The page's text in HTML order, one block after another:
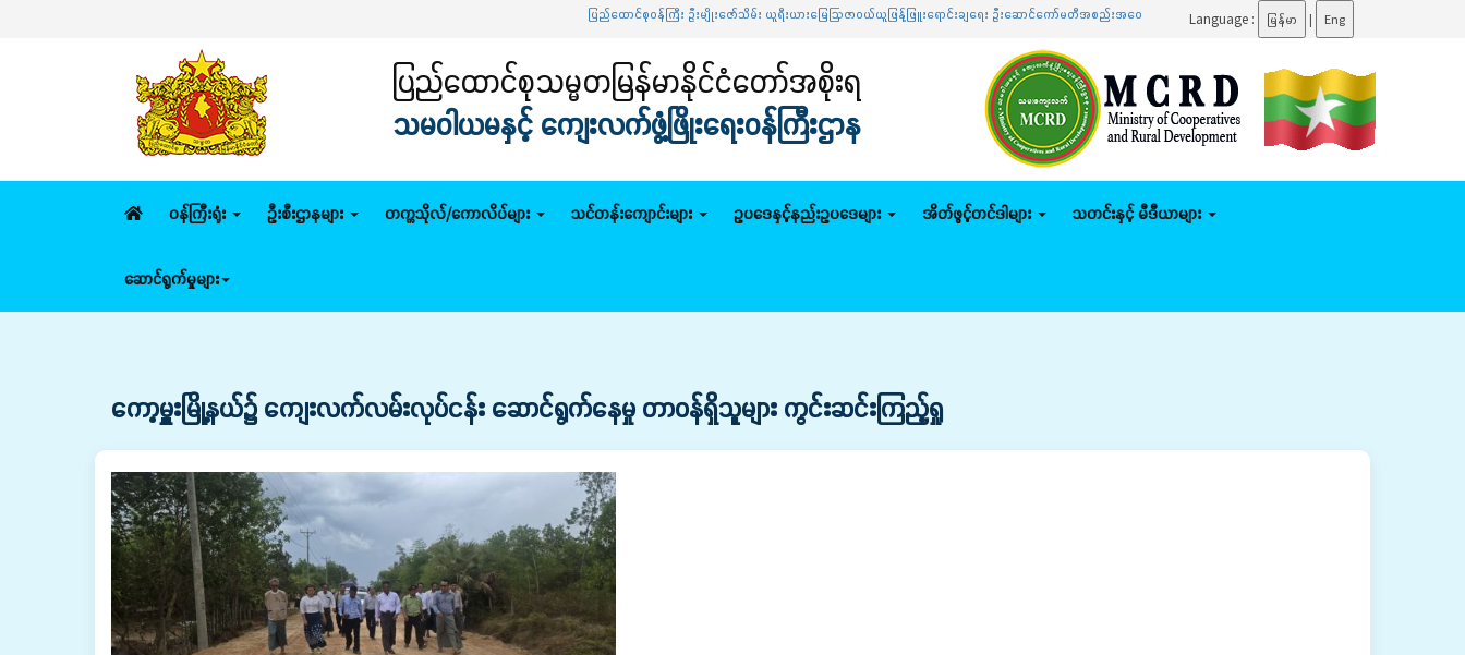
ပြည်ထောင်စုဝန်ကြီး ဦးမျိုးဇော်သိမ်း ယူရီးယားမြေဩဇာဝယ်ယူဖြန့်ဖြူးရောင်းချရေး ဦးဆောင်ကော်မတီအစည်းအဝေးသို့ တက်ရောက် .......ပြည်ထောင်စုဝန်ကြီး ဦးမျိုးဇော်သိမ်း နေပြည်တော်က
Language : မြန်မာ | Eng
ပြည်ထောင်စုသမ္မတမြန်မာနိုင်ငံတော်အစိုးရ
သမဝါယမနှင့် ကျေးလက်ဖွံ့ဖြိုးရေးဝန်ကြီးဌာန
ဝန်ကြီးရုံး ဦးစီးဌာနများ တက္ကသိုလ်/ကောလိပ်များ သင်တန်းကျောင်းများ ဥပဒေနှင့်နည်းဥပဒေများ အိတ်ဖွင့်တင်ဒါများ သတင်းနှင့် မီဒီယာများ
ဆောင်ရွက်မှုများ
ကော့မှူးမြို့နယ်၌ ကျေးလက်လမ်းလုပ်ငန်း ဆောင်ရွက်နေမှု တာဝန်ရှိသူများ ကွင်းဆင်းကြည့်ရှု